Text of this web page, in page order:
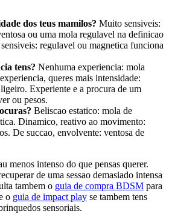
dos teus mamilos? Muito sensiveis:
ou uma mola regulavel na definicao
regulavel ou magnetica funciona
tens? Nenhuma experiencia: mola
queres mais intensidade:
Experiente e a procura de um
ou pesos.
Beliscao estatico: mola de
Dinamico, reativo ao movimento:
De succao, envolvente: ventosa de
menos intenso do que pensas querer.
de uma sessao demasiado intensa
tambem o guia de compra BDSM para
o guia de impact play se tambem tens
sensoriais.